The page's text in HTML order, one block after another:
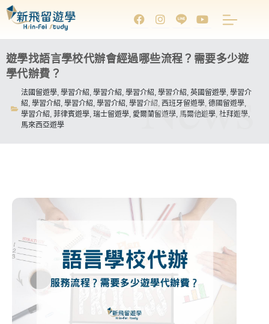
遊學找語言學校代辦會經過哪些流程？需要多少遊
學代辦費？
法國留遊學, 學習介紹, 學習介紹, 學習介紹, 學習介紹, 英國留遊學, 學習介
紹, 學習介紹, 學習介紹, 學習介紹, 學習介紹, 西班牙留遊學, 德國留遊學,
學習介紹, 菲律賓遊學, 瑞士留遊學, 愛爾蘭留遊學, 馬爾他遊學, 杜拜遊學,
馬來西亞遊學
News